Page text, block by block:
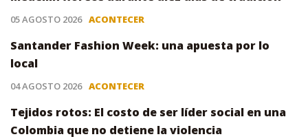
05 AGOSTO 2026 ACONTECER
Santander Fashion Week: una apuesta por lo
local
04 AGOSTO 2026 ACONTECER
Tejidos rotos: El costo de ser líder social en una
Colombia que no detiene la violencia